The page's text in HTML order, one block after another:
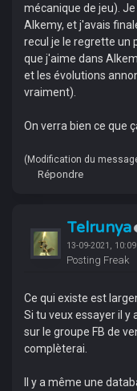
mécanique de jeu).
Alkemy, et j'avais
recul je le regrette un
que j'aime dans
et les évolutions
vraiment).
On verra bien ce que
(Modification du
Répondre
Telrunya
13-09-2021, 10:09
Posting Freak
Ce qui existe est
Si tu veux essayer il y
sur le groupe FB de
complèterai.
Il y a même une